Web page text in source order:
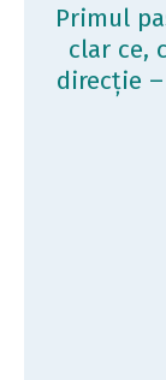
Primul
clar ce,
direcție